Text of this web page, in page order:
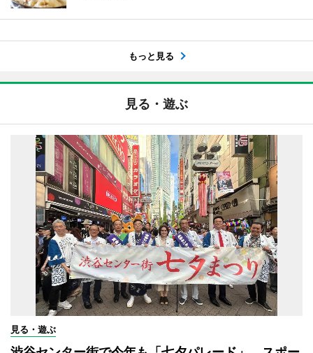
もっと見る
見る・遊ぶ
見る・遊ぶ